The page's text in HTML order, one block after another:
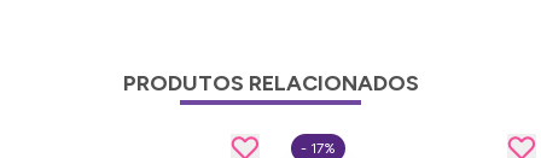
PRODUTOS RELACIONADOS
- 17%